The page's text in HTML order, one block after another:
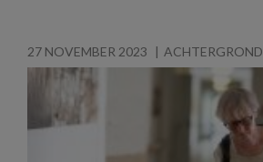
27 NOVEMBER 2023 ACHTERGROND